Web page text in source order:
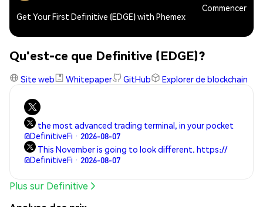
Get Your First Definitive (EDGE) with Phemex
Commencer
Qu'est-ce que Definitive (EDGE)?
Site web Whitepaper GitHub Explorer de blockchain
the most advanced trading terminal, in your pocket
@DefinitiveFi · 2026-08-07
This November is going to look different. https://
@DefinitiveFi · 2026-08-07
Plus sur Definitive